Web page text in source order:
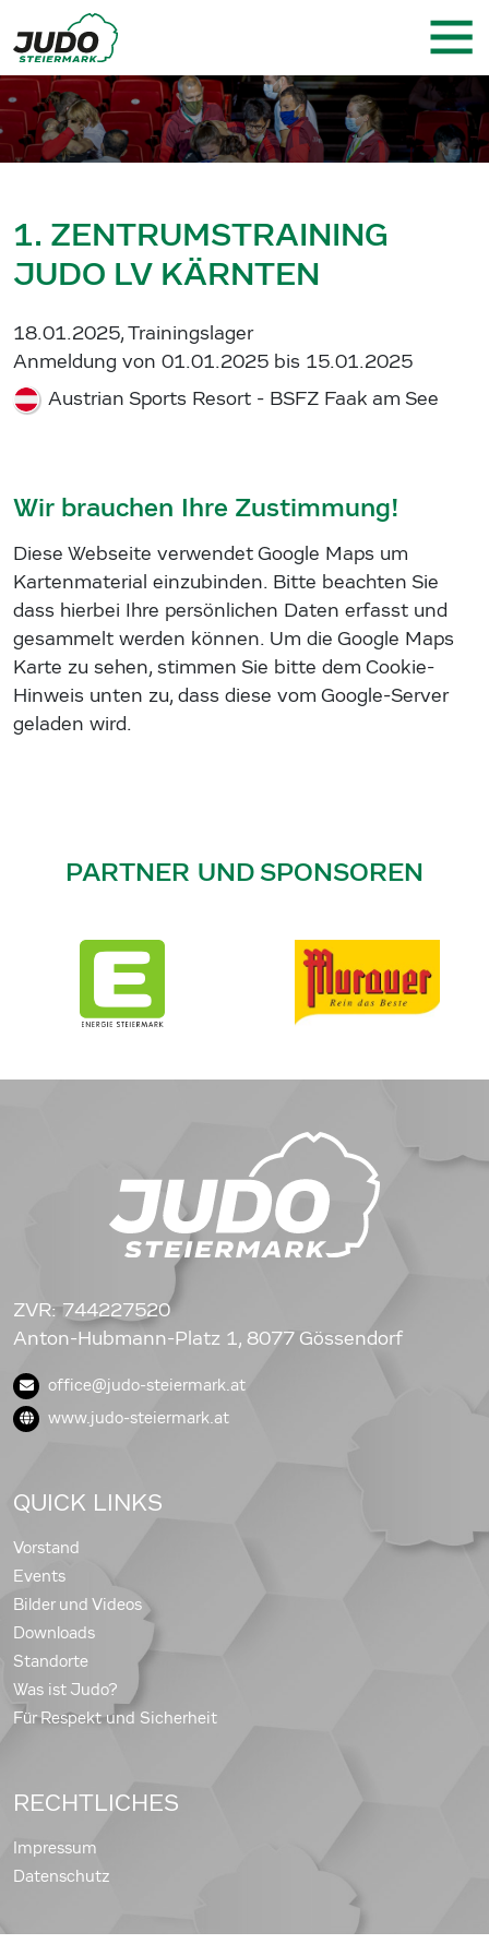
1. ZENTRUMSTRAINING
JUDO LV KÄRNTEN
18.01.2025, Trainingslager
Anmeldung von 01.01.2025 bis 15.01.2025
Austrian Sports Resort - BSFZ Faak am See
Wir brauchen Ihre Zustimmung!
Diese Webseite verwendet Google Maps um
Kartenmaterial einzubinden. Bitte beachten Sie
dass hierbei Ihre persönlichen Daten erfasst und
gesammelt werden können. Um die Google Maps
Karte zu sehen, stimmen Sie bitte dem Cookie-
Hinweis unten zu, dass diese vom Google-Server
geladen wird.
PARTNER UND SPONSOREN
ZVR: 744227520
Anton-Hubmann-Platz 1, 8077 Gössendorf
office@judo-steiermark.at
www.judo-steiermark.at
QUICK LINKS
Vorstand
Events
Bilder und Videos
Downloads
Standorte
Was ist Judo?
Für Respekt und Sicherheit
RECHTLICHES
Impressum
Datenschutz